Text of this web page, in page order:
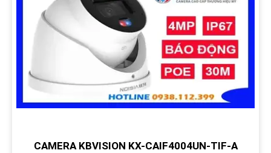
CAMERA KBVISION KX-CAIF4004UN-TIF-A